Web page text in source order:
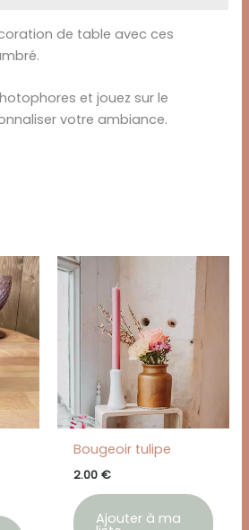
de table avec ces
et jouez sur le
votre ambiance.
Bougeoir tulipe
2.00 €
Ajouter à ma